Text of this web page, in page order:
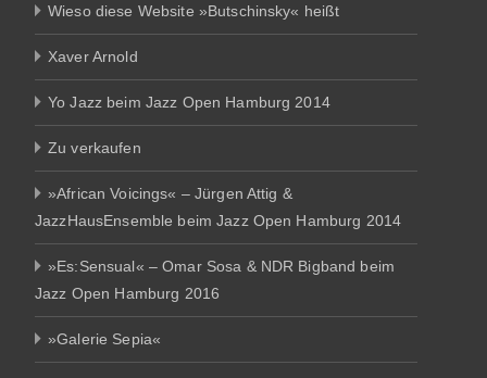
Wieso diese Website »Butschinsky« heißt
Xaver Arnold
Yo Jazz beim Jazz Open Hamburg 2014
Zu verkaufen
»African Voicings« – Jürgen Attig &
JazzHausEnsemble beim Jazz Open Hamburg 2014
»Es:Sensual« – Omar Sosa & NDR Bigband beim
Jazz Open Hamburg 2016
»Galerie Sepia«